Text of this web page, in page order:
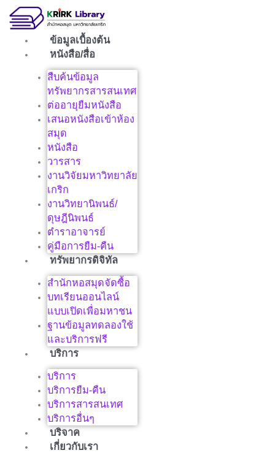
ข้อมูลเบื้องต้น
หนังสือ/สื่อ
สืบค้นข้อมูล
ทรัพยากรสารสนเทศ
ต่ออายุยืมหนังสือ
เสนอหนังสือเข้าห้อง
สมุด
หนังสือ
วารสาร
งานวิจัยมหาวิทยาลัย
เกริก
งานวิทยานิพนธ์/
ดุษฎีนิพนธ์
ตำราอาจารย์
คู่มือการยืม-คืน
ทรัพยากรดิจิทัล
สำนักหอสมุดจัดซื้อ
บทเรียนออนไลน์
แบบเปิดเพื่อมหาชน
ฐานข้อมูลทดลองใช้
และบริการฟรี
บริการ
บริการ
บริการยืม-คืน
บริการสารสนเทศ
บริการอื่นๆ
บริจาค
เกี่ยวกับเรา